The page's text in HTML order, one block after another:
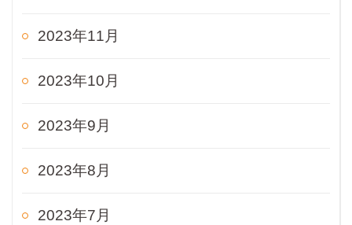
2023年11月
2023年10月
2023年9月
2023年8月
2023年7月